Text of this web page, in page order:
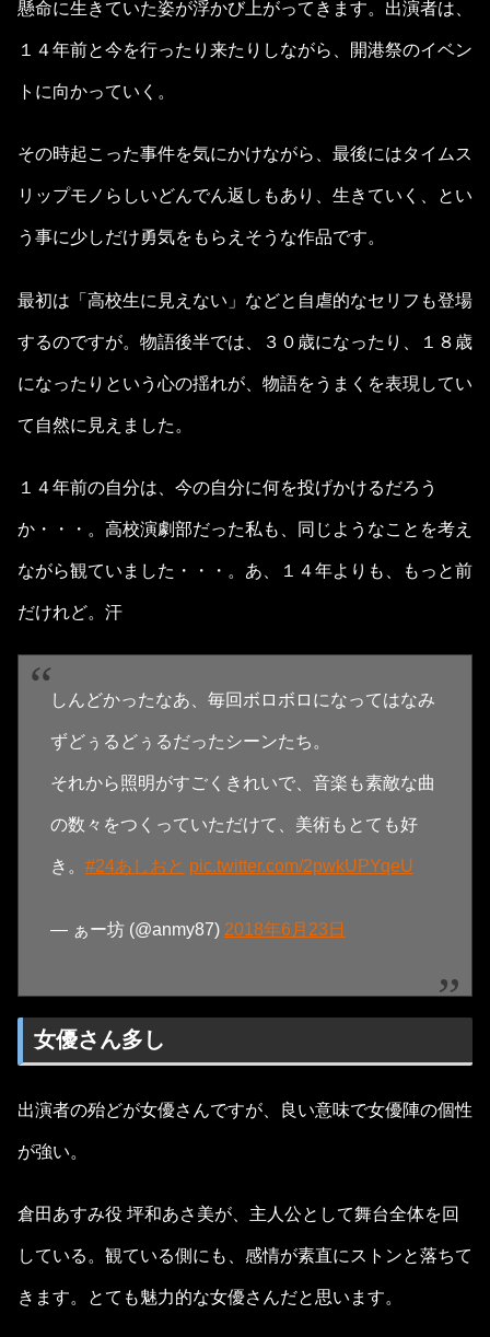
懸命に生きていた姿が浮かび上がってきます。出演者は、
１４年前と今を行ったり来たりしながら、開港祭のイベン
トに向かっていく。
その時起こった事件を気にかけながら、最後にはタイムス
リップモノらしいどんでん返しもあり、生きていく、とい
う事に少しだけ勇気をもらえそうな作品です。
最初は「高校生に見えない」などと自虐的なセリフも登場
するのですが。物語後半では、３０歳になったり、１８歳
になったりという心の揺れが、物語をうまくを表現してい
て自然に見えました。
１４年前の自分は、今の自分に何を投げかけるだろう
か・・・。高校演劇部だった私も、同じようなことを考え
ながら観ていました・・・。あ、１４年よりも、もっと前
だけれど。汗
しんどかったなあ、毎回ボロボロになってはなみ
ずどぅるどぅるだったシーンたち。
それから照明がすごくきれいで、音楽も素敵な曲
の数々をつくっていただけて、美術もとても好
き。 #24あしおと pic.twitter.com/2pwkUPYqeU
— ぁー坊 (@anmy87) 2018年6月23日
女優さん多し
出演者の殆どが女優さんですが、良い意味で女優陣の個性
が強い。
倉田あすみ役 坪和あさ美が、主人公として舞台全体を回
している。観ている側にも、感情が素直にストンと落ちて
きます。とても魅力的な女優さんだと思います。